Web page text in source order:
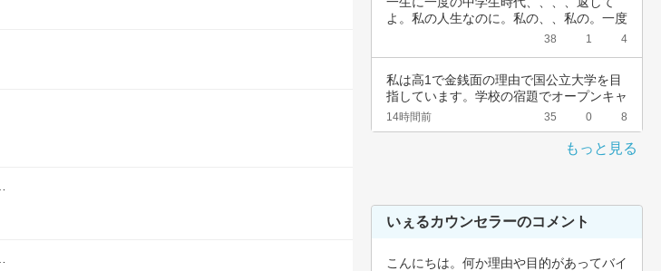
よ。私の人生なのに。私の、、私の。一度
38 1 4
私は高1で金銭面の理由で国公立大学を目
指しています。学校の宿題でオープンキャ
ンパスに…
14時間前 35 0 8
もっと見る
いぇるカウンセラーのコメント
こんにちは。何か理由や目的があってバイ